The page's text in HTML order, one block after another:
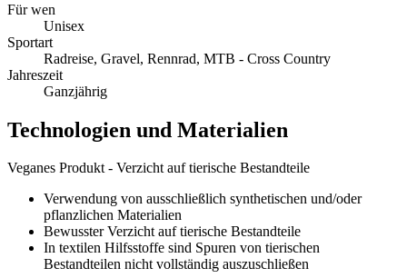
Für wen
Unisex
Sportart
Radreise, Gravel, Rennrad, MTB - Cross Country
Jahreszeit
Ganzjährig
Technologien und Materialien
Veganes Produkt - Verzicht auf tierische Bestandteile
Verwendung von ausschließlich synthetischen und/oder
pflanzlichen Materialien
Bewusster Verzicht auf tierische Bestandteile
In textilen Hilfsstoffe sind Spuren von tierischen
Bestandteilen nicht vollständig auszuschließen